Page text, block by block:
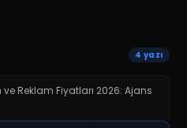
4 yazı
Reklam Fiyatları 2026: Ajans